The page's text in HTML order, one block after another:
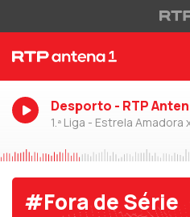
Desporto - RTP
1.ª Liga - Estrela Amadora
#Fora de Série